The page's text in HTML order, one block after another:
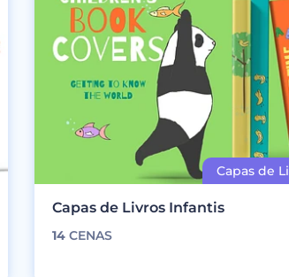
Capas de Livros Infantis
14CENAS